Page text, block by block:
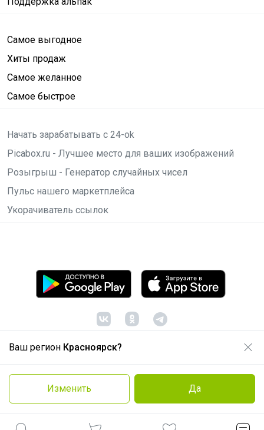
Ваш регион Красноярск?
Изменить Да
Самое выгодное
Хиты продаж
Самое желанное
Самое быстрое
Начать зарабатывать с 24-ok
Picabox.ru - Лучшее место для ваших изображений
Розыгрыш - Генератор случайных чисел
Пульс нашего маркетплейса
Укорачиватель ссылок
© ООО "Лявита", ОГРН 1122468054070, 2012 -2026
Политика конфиденциальности
Cоглашение пользователя